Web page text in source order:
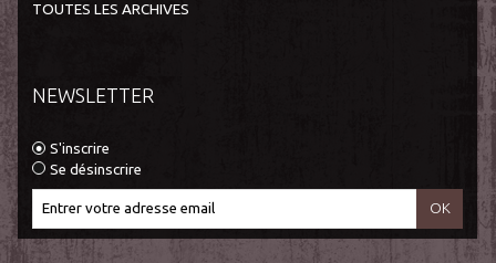
TOUTES LES ARCHIVES
NEWSLETTER
S'inscrire
Se désinscrire